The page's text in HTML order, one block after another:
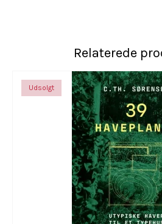
Relaterede
Udsolgt